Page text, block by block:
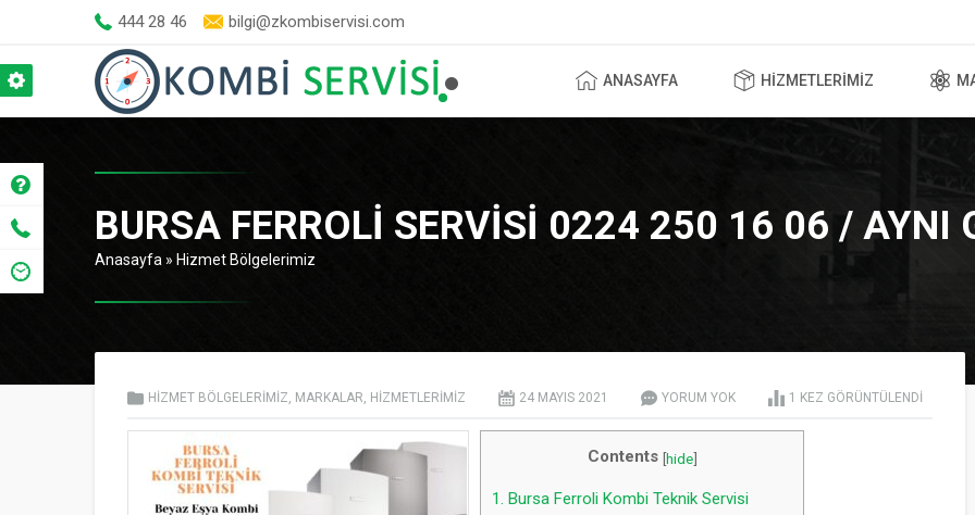
444 28 46 bilgi@zkombiservisi.com
ANASAYFA HIZMETLERIMIZ
BURSA FERROLI SERVISI 0224 250 16 06 / AYNI
Anasayfa » Hizmet Bölgelerimiz
HIZMET BÖLGELERIMIZ, MARKALAR, HIZMETLERIMIZ 24 MAYIS 2021 YORUM YOK 1 KEZ GÖRÜNTÜLENDI
Contents [hide]
1. Bursa Ferroli Kombi Teknik Servisi